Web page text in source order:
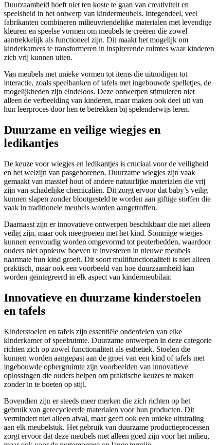
Duurzaamheid hoeft niet ten koste te gaan van creativiteit en
speelsheid in het ontwerp van kindermeubels. Integendeel, veel
fabrikanten combineren milieuvriendelijke materialen met levendige
kleuren en speelse vormen om meubels te creëren die zowel
aantrekkelijk als functioneel zijn. Dit maakt het mogelijk om
kinderkamers te transformeren in inspirerende ruimtes waar kinderen
zich vrij kunnen uiten.
Van meubels met unieke vormen tot items die uitnodigen tot
interactie, zoals speelbanken of tafels met ingebouwde spelletjes, de
mogelijkheden zijn eindeloos. Deze ontwerpen stimuleren niet
alleen de verbeelding van kinderen, maar maken ook deel uit van
hun leerproces door hen te betrekken bij spelenderwijs leren.
Duurzame en veilige wiegjes en
ledikantjes
De keuze voor wiegjes en ledikantjes is cruciaal voor de veiligheid
en het welzijn van pasgeborenen. Duurzame wiegjes zijn vaak
gemaakt van massief hout of andere natuurlijke materialen die vrij
zijn van schadelijke chemicaliën. Dit zorgt ervoor dat baby’s veilig
kunnen slapen zonder blootgesteld te worden aan giftige stoffen die
vaak in traditionele meubels worden aangetroffen.
Daarnaast zijn er innovatieve ontwerpen beschikbaar die niet alleen
veilig zijn, maar ook meegroeien met het kind. Sommige wiegjes
kunnen eenvoudig worden omgevormd tot peuterbedden, waardoor
ouders niet opnieuw hoeven te investeren in nieuwe meubels
naarmate hun kind groeit. Dit soort multifunctionaliteit is niet alleen
praktisch, maar ook een voorbeeld van hoe duurzaamheid kan
worden geïntegreerd in elk aspect van kindermeubilair.
Innovatieve en duurzame kinderstoelen
en tafels
Kinderstoelen en tafels zijn essentiële onderdelen van elke
kinderkamer of speelruimte. Duurzame ontwerpen in deze categorie
richten zich op zowel functionaliteit als esthetiek. Stoelen die
kunnen worden aangepast aan de groei van een kind of tafels met
ingebouwde opbergruimte zijn voorbeelden van innovatieve
oplossingen die ouders helpen om praktische keuzes te maken
zonder in te boeten op stijl.
Bovendien zijn er steeds meer merken die zich richten op het
gebruik van gerecycleerde materialen voor hun producten. Dit
vermindert niet alleen afval, maar geeft ook een unieke uitstraling
aan elk meubelstuk. Het gebruik van duurzame productieprocessen
zorgt ervoor dat deze meubels niet alleen goed zijn voor het milieu,